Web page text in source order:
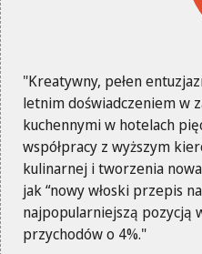
"Kreatywny, pełen
letnim doświadczeniem w
kuchennymi w hotelach
współpracy z wyższym
kulinarnej i tworzenia
jak “nowy włoski przepis
najpopularniejszą pozycją
przychodów o 4%."